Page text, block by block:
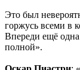
Это был
горжусь всеми в
Впереди ещё
полной».